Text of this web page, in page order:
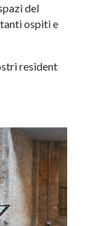
del
ospiti e
resident